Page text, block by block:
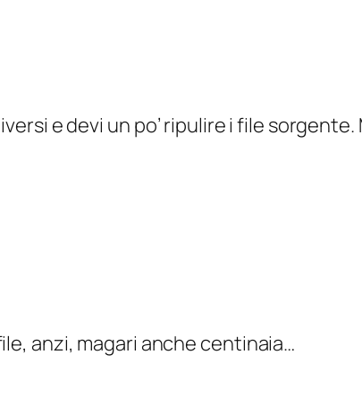
e devi un po’ ripulire i file
anzi, magari anche centinaia…